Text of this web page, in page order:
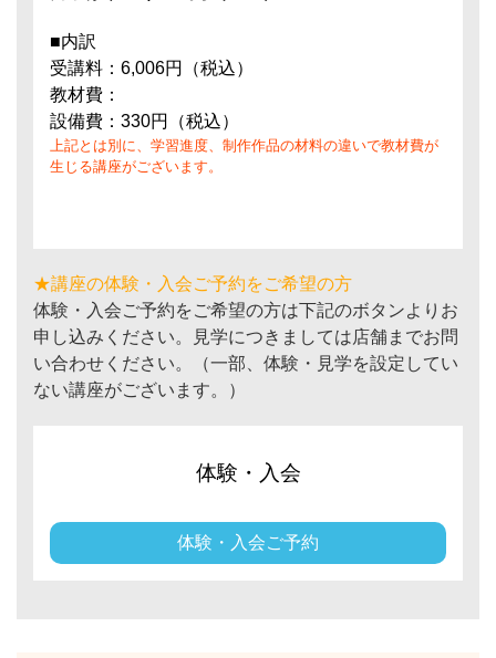
■内訳
受講料：6,006円（税込）
教材費：
設備費：330円（税込）
上記とは別に、学習進度、制作作品の材料の違いで教材費が
生じる講座がございます。
★講座の体験・入会ご予約をご希望の方
体験・入会ご予約をご希望の方は下記のボタンよりお
申し込みください。見学につきましては店舗までお問
い合わせください。（一部、体験・見学を設定してい
ない講座がございます。）
体験・入会
体験・入会ご予約